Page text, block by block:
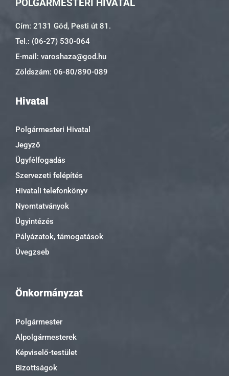
POLGÁRMESTERI HIVATAL
Cím: 2131 Göd, Pesti út 81.
Tel.: (06-27) 530-064
E-mail: varoshaza@god.hu
Zöldszám: 06-80/890-089
Hivatal
Polgármesteri Hivatal
Jegyző
Ügyfélfogadás
Szervezeti felépítés
Hivatali telefonkönyv
Nyomtatványok
Ügyintézés
Pályázatok, támogatások
Üvegzseb
Önkormányzat
Polgármester
Alpolgármesterek
Képviselő-testület
Bizottságok